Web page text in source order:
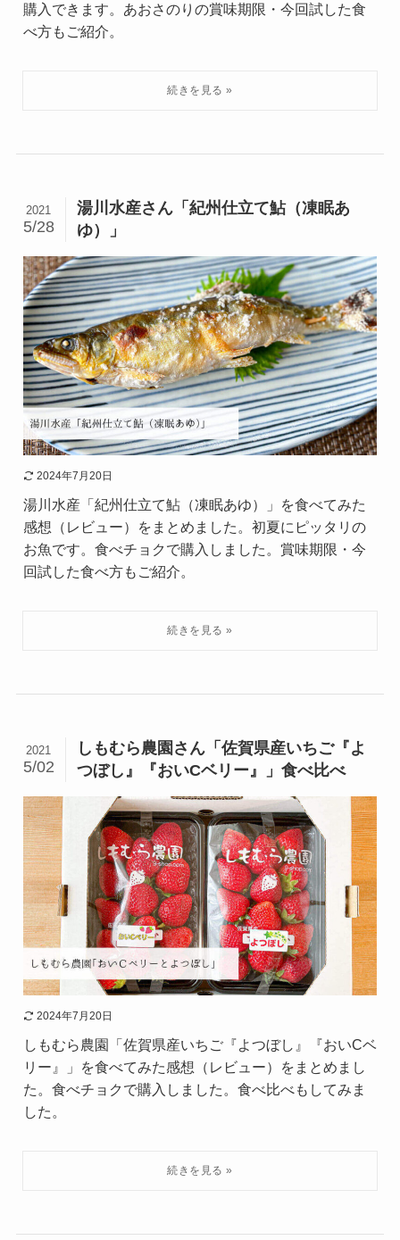
購入できます。あおさのりの賞味期限・今回試した食
べ方もご紹介。
湯川水産さん「紀州仕立て鮎（凍眠あ
ゆ）」
2021
5/28
2024年7月20日
湯川水産「紀州仕立て鮎（凍眠あゆ）」を食べてみた
感想（レビュー）をまとめました。初夏にピッタリの
お魚です。食べチョクで購入しました。賞味期限・今
回試した食べ方もご紹介。
しもむら農園さん「佐賀県産いちご『よ
つぼし』『おいCベリー』」食べ比べ
2021
5/02
2024年7月20日
しもむら農園「佐賀県産いちご『よつぼし』『おいCベ
リー』」を食べてみた感想（レビュー）をまとめまし
た。食べチョクで購入しました。食べ比べもしてみま
した。